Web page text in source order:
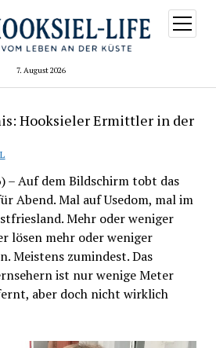
7. August 2026
Menü
öffnen
Hooksieler Ermittler in der
– Auf dem Bildschirm tobt das
Abend. Mal auf Usedom, mal im
Mehr oder weniger
lösen mehr oder weniger
Meistens zumindest. Das
ist nur wenige Meter
aber doch nicht wirklich